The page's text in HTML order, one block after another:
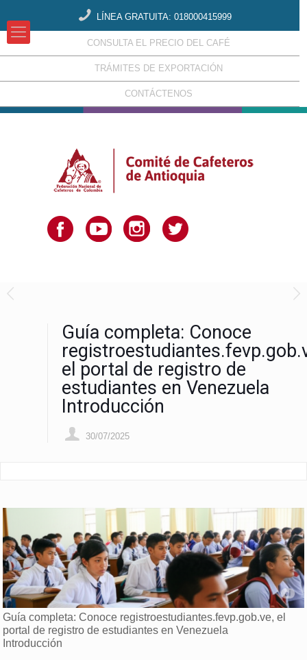
LÍNEA GRATUITA: 018000415999
CONSULTA EL PRECIO DEL CAFÉ
TRÁMITES DE EXPORTACIÓN
CONTÁCTENOS
Guía completa: Conoce
el portal de registro de
estudiantes en Venezuela
Introducción
30/07/2025
Guía completa: Conoce registroestudiantes.fevp.gob.ve, el
portal de registro de estudiantes en Venezuela
Introducción